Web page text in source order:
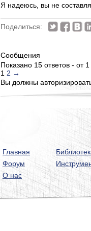
Я надеюсь, вы не
Поделиться:
Сообщения
Показано 15 ответов - от
1 2 →
Вы должны
Главная
Форум
О нас